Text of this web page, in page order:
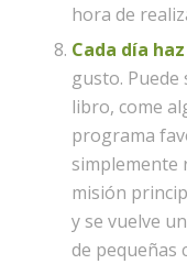
hora de
Cada día
gusto.
libro, come
programa
simplemente
misión
y se vuelve
de pequeñas